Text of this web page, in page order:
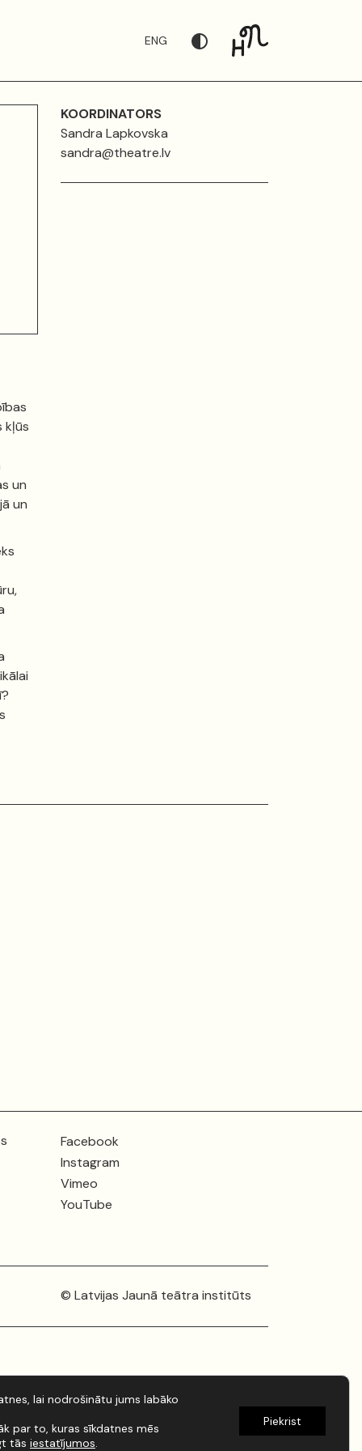
ENG
kļūs
un
un
KOORDINATORS
Sandra Lapkovska
sandra@theatre.lv
Facebook
Instagram
Vimeo
YouTube
© Latvijas Jaunā teātra institūts
Izstrāde:
lai nodrošinātu jums labāko
par to, kuras sīkdatnes mēs
tās iestatījumos.
Piekrist